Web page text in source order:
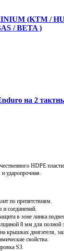
(KTM /
/ BETA )
на 2
HDPE
ударопрочная.
по препятствиям.
соединений.
в зоне линка
8 мм для полной
крышках двигателя,
свойства.
S3.